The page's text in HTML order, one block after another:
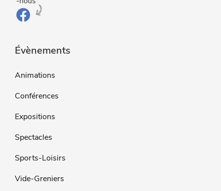
Évènements
Animations
Conférences
Expositions
Spectacles
Sports-Loisirs
Vide-Greniers